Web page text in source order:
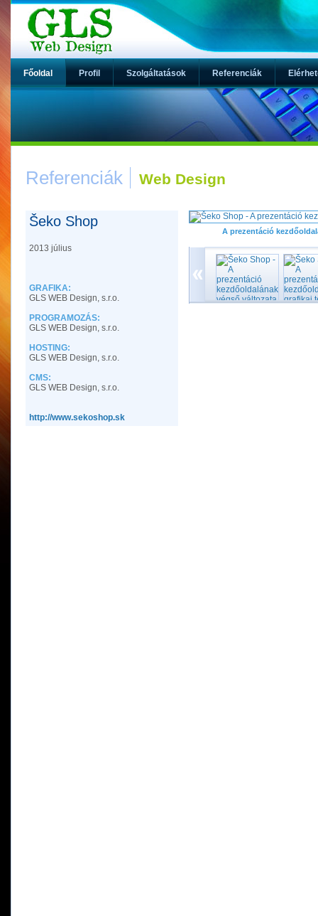
Főoldal Profil Szolgáltatások Referenciák
Referenciák Web Design
Šeko Shop
2013 július
GRAFIKA:
GLS WEB Design, s.r.o.
PROGRAMOZÁS:
GLS WEB Design, s.r.o.
HOSTING:
GLS WEB Design, s.r.o.
CMS:
GLS WEB Design, s.r.o.
http://www.sekoshop.sk
A prezentáció